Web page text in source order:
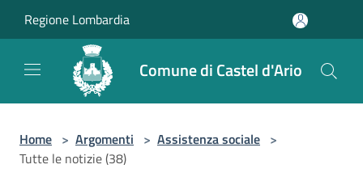
Regione Lombardia
Comune di Castel d'Ario
Home > Argomenti > Assistenza sociale >
Tutte le notizie (38)